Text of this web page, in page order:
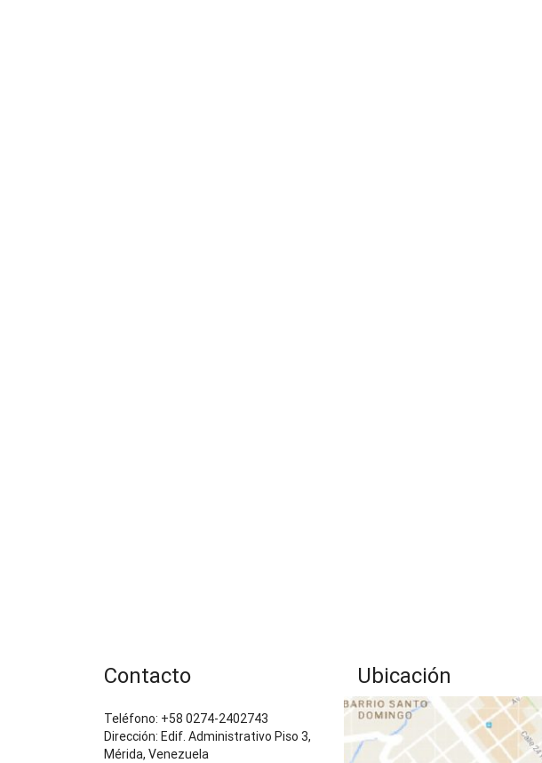
Contacto
Teléfono: +58 0274-2402743
Dirección: Edif. Administrativo Piso 3,
Mérida, Venezuela
Ubicación